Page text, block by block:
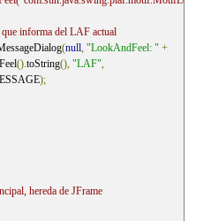
que informa del LAF actual
(null "LookAndFeel: " +
(). toString(), "LAF"
);
hereda de JFrame